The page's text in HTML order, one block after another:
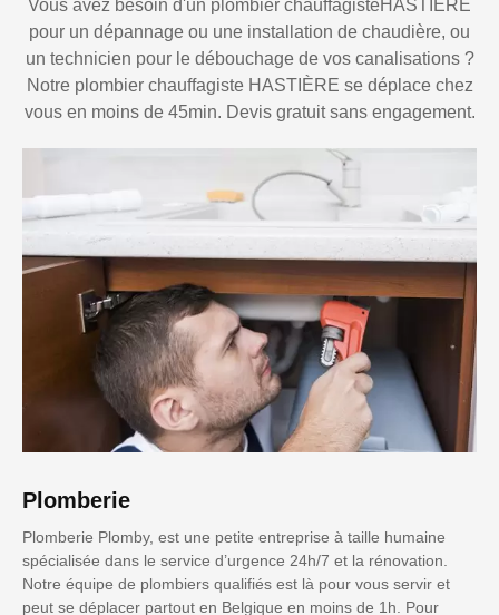
Vous avez besoin d'un plombier chauffagisteHASTIÈRE
pour un dépannage ou une installation de chaudière, ou
un technicien pour le débouchage de vos canalisations ?
Notre plombier chauffagiste HASTIÈRE se déplace chez
vous en moins de 45min. Devis gratuit sans engagement.
Plomberie
Plomberie Plomby, est une petite entreprise à taille humaine
spécialisée dans le service d’urgence 24h/7 et la rénovation.
Notre équipe de plombiers qualifiés est là pour vous servir et
peut se déplacer partout en Belgique en moins de 1h. Pour